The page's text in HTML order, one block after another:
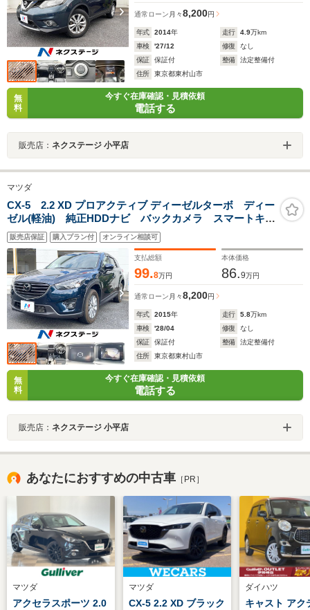
通常ローン 月々8,200円
年式 2014年 走行 4.9万km
車検
'27/12 修復
なし
保証
保証付 整備
法定整備付
住所
東京都東村山市
無
料
今すぐ在庫確認・見積依頼
電話する
販売店： ネクステージ 小平店
マツダ
CX-5 2.2 XD プロアクティブ ディーゼルターボ ディー
ゼル(軽油) 純正HDDナビ バックカメラ スマートキ
ー HIDヘッド 純正17インチアルミ 車線逸脱警報 オ
ートライト デュアルエアコン Bluetooth CD DVD
再生 フルセグ
販売店保証 購入プラン付 オンライン相談可
支払総額
99.8万円
本体価格
86.9万円
通常ローン 月々8,200円
年式 2015年 走行 5.8万km
車検
'28/04 修復
なし
保証
保証付 整備
法定整備付
住所
東京都東村山市
無
料
今すぐ在庫確認・見積依頼
電話する
販売店： ネクステージ 小平店
あなたにおすすめの中古車 ［PR］
マツダ
アクセラスポーツ 2.0
マツダ
CX-5 2.2 XD ブラック
ダイハツ
キャスト アク